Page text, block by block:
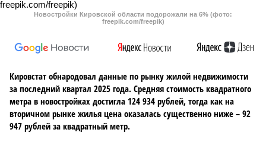
Новостройки Кировской области подорожали на 6% (фото:
freepik.com/freepik)
Кировстат обнародовал данные по рынку жилой недвижимости
за последний квартал 2025 года. Средняя стоимость квадратного
метра в новостройках достигла 124 934 рублей, тогда как на
вторичном рынке жилья цена оказалась существенно ниже – 92
947 рублей за квадратный метр.